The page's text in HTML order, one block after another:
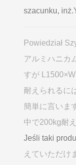
szacunku,
Powiedział
アルミハニカ
すが
耐えられるに
簡単に言いま
中で200kg耐
Jeśli taki
えていただけ